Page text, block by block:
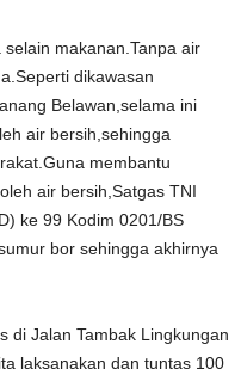
makanan.Tanpa air
dikawasan
Belawan,selama ini
air bersih,sehingga
membantu
air bersih,Satgas TNI
ke 99 Kodim 0201/BS
bor sehingga akhirnya
di Jalan Tambak Lingkungan
laksanakan dan tuntas 100